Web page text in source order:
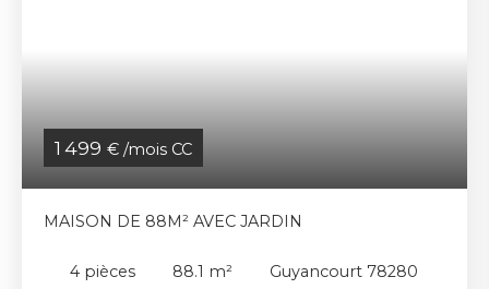
1 499 € /mois CC
MAISON DE 88M² AVEC JARDIN
4 pièces 88.1 m² Guyancourt 78280